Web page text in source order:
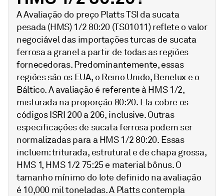
A Avaliação do preço Platts TSI da sucata
pesada (HMS) 1/2 80:20 (TS01011) reflete o valor
negociável das importações turcas de sucata
ferrosa a granel a partir de todas as regiões
fornecedoras. Predominantemente, essas
regiões são os EUA, o Reino Unido, Benelux e o
Báltico. A avaliação é referente à HMS 1/2,
misturada na proporção 80:20. Ela cobre os
códigos ISRI 200 a 206, inclusive. Outras
especificações de sucata ferrosa podem ser
normalizadas para a HMS 1/2 80:20. Essas
incluem: triturada, estrutural e de chapa grossa,
HMS 1, HMS 1/2 75:25 e material bônus. O
tamanho mínimo do lote definido na avaliação
é 10,000 mil toneladas. A Platts contempla